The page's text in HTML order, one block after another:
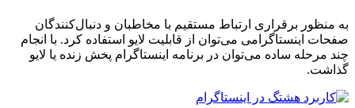
به منظور برقراری ارتباط مستقیم با مخاطبان و دنبال‌کنندگان
صفحات اینستاگرامی می‌توان از قابلیت لایو استفاده کرد. با انجام
چند مرحله ساده می‌توان در برنامه اینستاگرام پخش زنده یا لایو
گذاشت.